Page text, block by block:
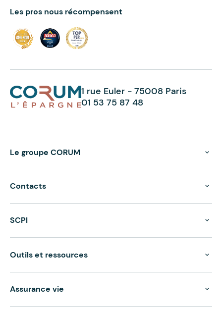
Les pros nous récompensent
1 rue Euler - 75008 Paris
01 53 75 87 48
Le groupe CORUM
Contacts
SCPI
Outils et ressources
Assurance vie